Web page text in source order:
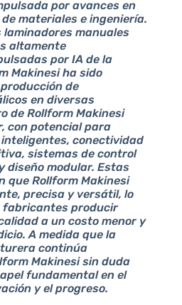
por avances en
materiales e ingeniería.
laminadores manuales
altamente
por IA de la
Makinesi ha sido
de
en diversas
de Rollform Makinesi
con potencial para
conectividad
sistemas de control
diseño modular. Estas
que Rollform Makinesi
precisa y versátil, lo
fabricantes producir
a un costo menor y
A medida que la
continúa
Makinesi sin duda
fundamental en el
y el progreso.